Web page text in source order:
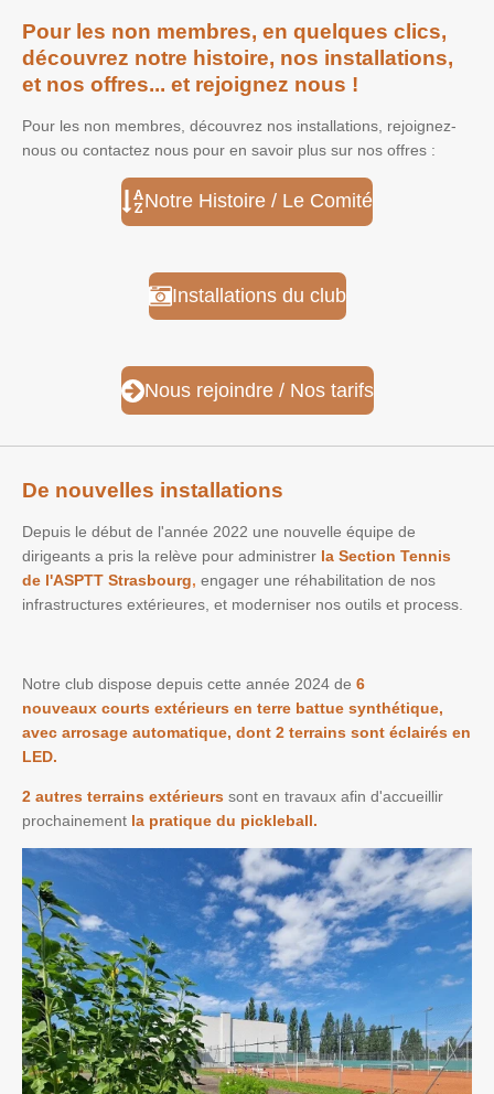
Pour les non membres, en quelques clics,
découvrez notre histoire, nos installations,
et nos offres... et rejoignez nous !
Pour les non membres, découvrez nos installations, rejoignez-
nous ou contactez nous pour en savoir plus sur nos offres :
Notre Histoire / Le Comité
Installations du club
Nous rejoindre / Nos tarifs
De nouvelles installations
Depuis le début de l'année 2022 une nouvelle équipe de
dirigeants a pris la relève pour administrer la Section Tennis
de l'ASPTT Strasbourg, engager une réhabilitation de nos
infrastructures extérieures, et moderniser nos outils et process.
Notre club dispose depuis cette année 2024 de 6
nouveaux courts extérieurs en terre battue synthétique,
avec arrosage automatique, dont 2 terrains sont éclairés en
LED.
2 autres terrains extérieurs sont en travaux afin d'accueillir
prochainement la pratique du pickleball.